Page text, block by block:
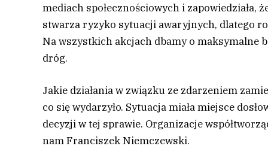
mediach społecznościowych i zapowiedziała,
stwarza ryzyko sytuacji awaryjnych, dlatego
Na wszystkich akcjach dbamy o maksymalne
dróg.
Jakie działania w związku ze zdarzeniem
co się wydarzyło. Sytuacja miała miejsce
decyzji w tej sprawie. Organizacje
nam Franciszek Niemczewski.